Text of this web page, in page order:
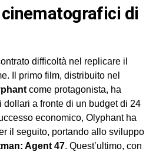
difficoltà nel replicare il
Il primo film, distribuito nel
come protagonista, ha
a fronte di un budget di 24
economico, Olyphant ha
il seguito, portando allo sviluppo
Agent 47. Quest’ultimo, con